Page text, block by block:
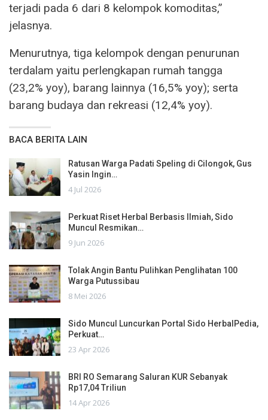
terjadi pada 6 dari 8 kelompok komoditas,”
jelasnya.
Menurutnya, tiga kelompok dengan penurunan
terdalam yaitu perlengkapan rumah tangga
(23,2% yoy), barang lainnya (16,5% yoy); serta
barang budaya dan rekreasi (12,4% yoy).
BACA BERITA LAIN
Ratusan Warga Padati Speling di Cilongok, Gus
Yasin Ingin…
4 Jul 2026
Perkuat Riset Herbal Berbasis Ilmiah, Sido
Muncul Resmikan…
9 Jun 2026
Tolak Angin Bantu Pulihkan Penglihatan 100
Warga Putussibau
8 Mei 2026
Sido Muncul Luncurkan Portal Sido HerbalPedia,
Perkuat…
23 Apr 2026
BRI RO Semarang Saluran KUR Sebanyak
Rp17,04 Triliun
14 Apr 2026